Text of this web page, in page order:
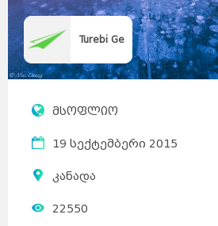
Turebi Ge
მსოფლიო
19 სექტემბერი 2015
კანადა
22550